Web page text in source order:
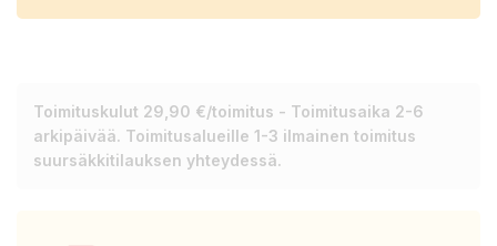
Toimituskulut 29,90 €/toimitus - Toimitusaika 2-6
arkipäivää. Toimitusalueille 1-3 ilmainen toimitus
suursäkkitilauksen yhteydessä.